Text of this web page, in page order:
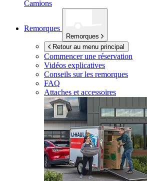
Camions
Remorques
Remorques
Retour au menu principal
Commencer une réservation
Vidéos explicatives
Conseils sur les remorques
FAQ
Attaches et accessoires